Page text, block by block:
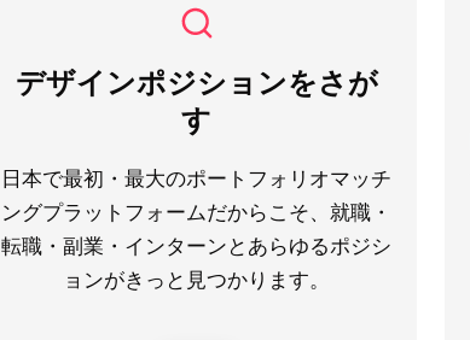
デザインポジションをさが
す
日本で最初・最大のポートフォリオマッチ
ングプラットフォームだからこそ、就職・
転職・副業・インターンとあらゆるポジシ
ョンがきっと見つかります。